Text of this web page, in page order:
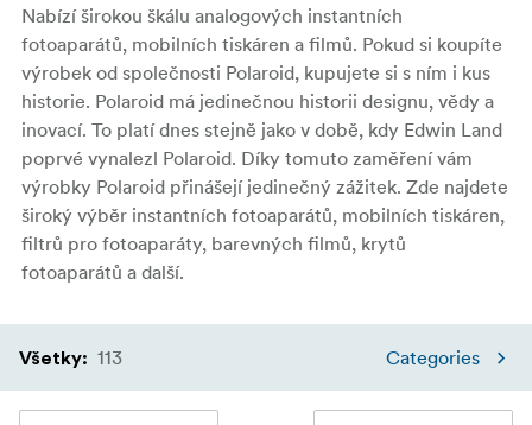
Nabízí širokou škálu analogových instantních
fotoaparátů, mobilních tiskáren a filmů. Pokud si koupíte
výrobek od společnosti Polaroid, kupujete si s ním i kus
historie. Polaroid má jedinečnou historii designu, vědy a
inovací. To platí dnes stejně jako v době, kdy Edwin Land
poprvé vynalezl Polaroid. Díky tomuto zaměření vám
výrobky Polaroid přinášejí jedinečný zážitek. Zde najdete
široký výběr instantních fotoaparátů, mobilních tiskáren,
filtrů pro fotoaparáty, barevných filmů, krytů
fotoaparátů a další.
Všetky: 113 Categories